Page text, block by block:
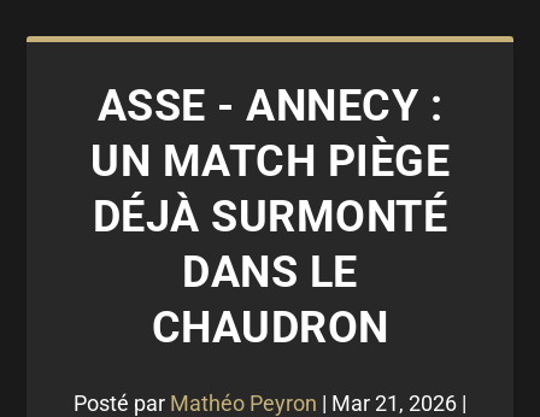
ASSE - ANNECY :
UN MATCH PIÈGE
DÉJÀ SURMONTÉ
DANS LE
CHAUDRON
Posté par Mathéo Peyron | Mar 21, 2026 |